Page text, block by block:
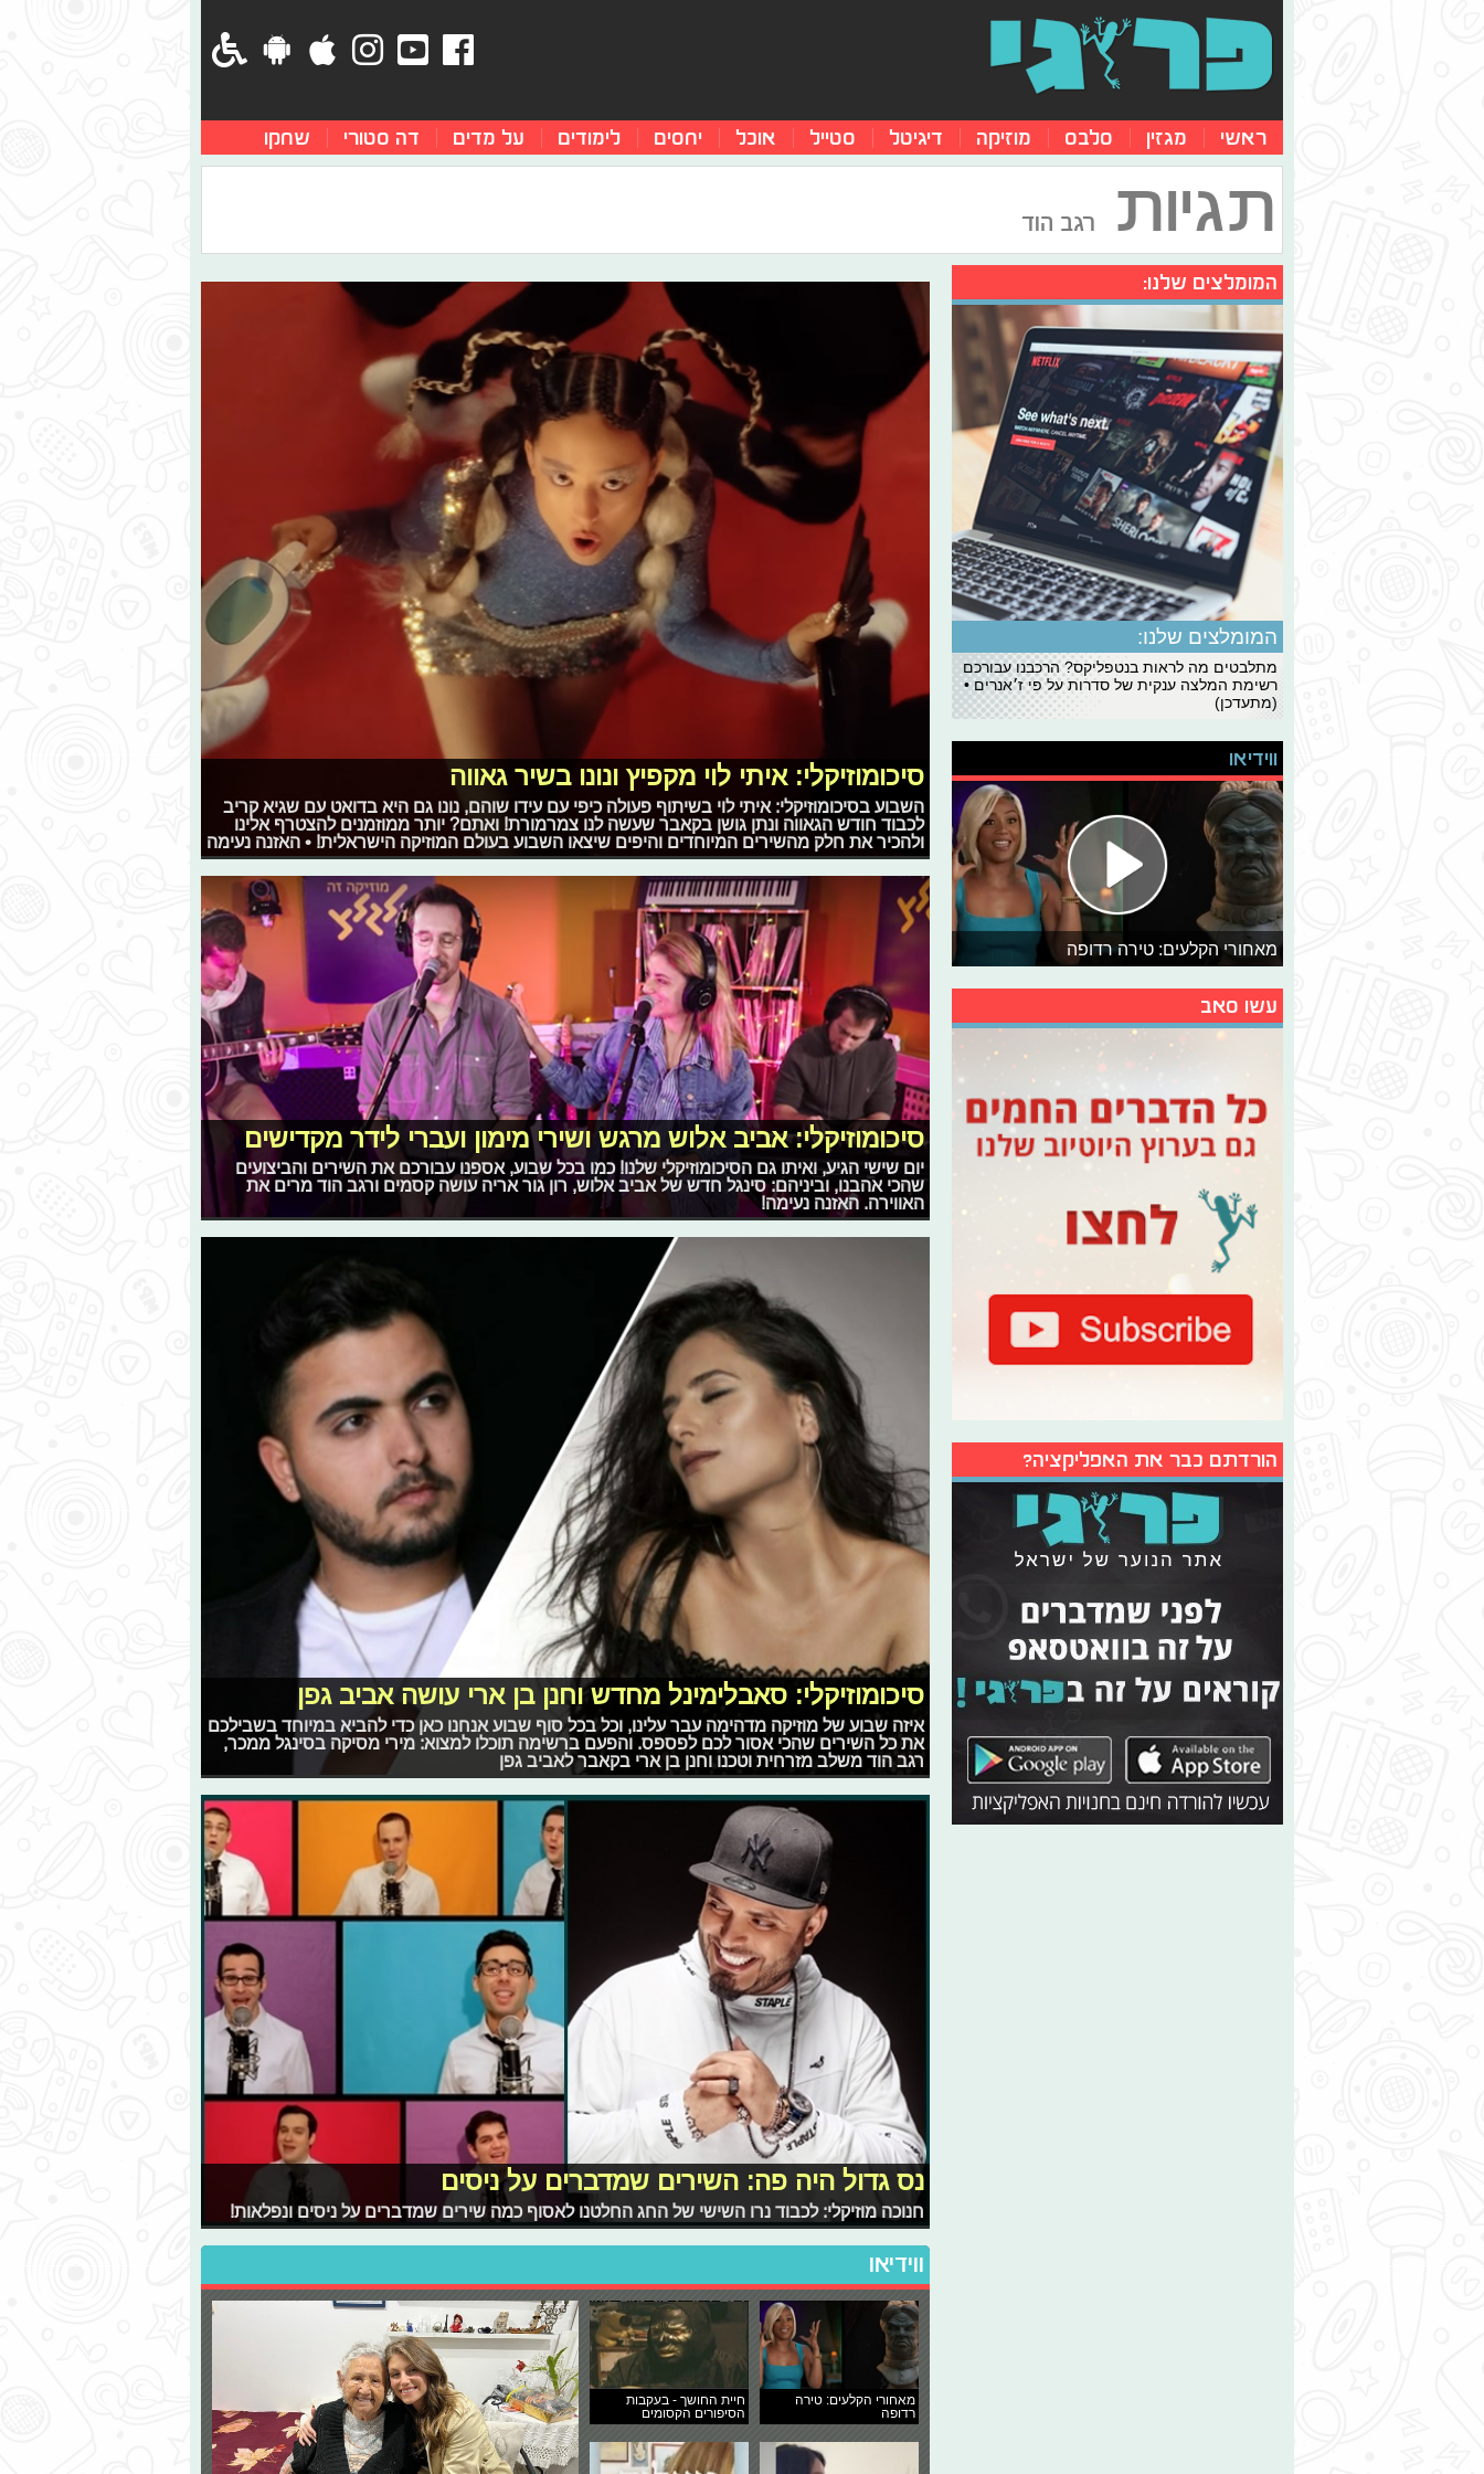
ראשי מגזין סלבס מוזיקה דיגיטל סטייל אוכל יחסים לימודים על מדים דה סטורי שחקו
תגיות רגב הוד
סיכומוזיקלי: איתי לוי מקפיץ ונונו בשיר גאווה
השבוע בסיכומוזיקלי: איתי לוי בשיתוף פעולה כיפי עם עידו שוהם, נונו גם היא בדואט עם שגיא קריב
לכבוד חודש הגאווה ונתן גושן בקאבר שעשה לנו צמרמורת! ואתם? יותר ממוזמנים להצטרף אלינו
ולהכיר את חלק מהשירים המיוחדים והיפים שיצאו השבוע בעולם המוזיקה הישראלית! • האזנה נעימה
סיכומוזיקלי: אביב אלוש מרגש ושירי מימון ועברי לידר מקדישים
יום שישי הגיע, ואיתו גם הסיכומוזיקלי שלנו! כמו בכל שבוע, אספנו עבורכם את השירים והביצועים
שהכי אהבנו, וביניהם: סינגל חדש של אביב אלוש, רון גור אריה עושה קסמים ורגב הוד מרים את
האווירה. האזנה נעימה!
סיכומוזיקלי: סאבלימינל מחדש וחנן בן ארי עושה אביב גפן
איזה שבוע של מוזיקה מדהימה עבר עלינו, וכל בכל סוף שבוע אנחנו כאן כדי להביא במיוחד בשבילכם
את כל השירים שהכי אסור לכם לפספס. והפעם ברשימה תוכלו למצוא: מירי מסיקה בסינגל ממכר,
רגב הוד משלב מזרחית וטכנו וחנן בן ארי בקאבר לאביב גפן
נס גדול היה פה: השירים שמדברים על ניסים
חנוכה מוזיקלי: לכבוד נרו השישי של החג החלטנו לאסוף כמה שירים שמדברים על ניסים ונפלאות!
ווידיאו
מאחורי הקלעים: טירה
רדופה
חיית החושך - בעקבות
הסיפורים הקסומים
המומלצים שלנו:
המומלצים שלנו:
מתלבטים מה לראות בנטפליקס? הרכבנו עבורכם
רשימת המלצה ענקית של סדרות על פי ז׳אנרים •
(מתעדכן)
ווידיאו
מאחורי הקלעים: טירה רדופה
עשו סאב
הורדתם כבר את האפליקציה?